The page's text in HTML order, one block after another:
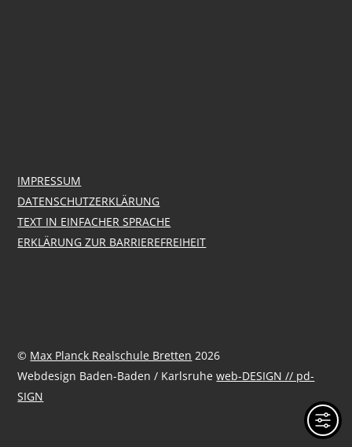
IMPRESSUM
DATENSCHUTZERKLÄRUNG
TEXT IN EINFACHER SPRACHE
ERKLÄRUNG ZUR BARRIEREFREIHEIT
© Max Planck Realschule Bretten 2026
Webdesign Baden-Baden / Karlsruheweb-DESIGN // pd-
SIGN